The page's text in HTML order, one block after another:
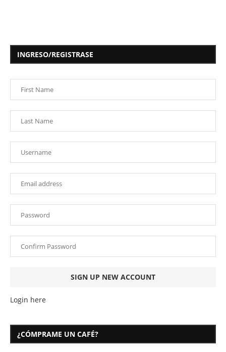
INGRESO/REGISTRASE
Login here
¿CÓMPRAME UN CAFÉ?